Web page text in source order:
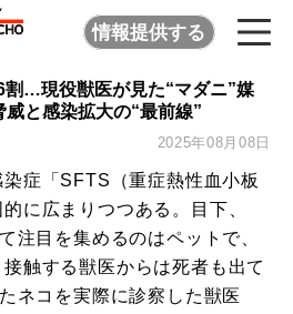
情報提供する
割…現役獣医が見た“マダニ”媒
と感染拡大の“最前線”
2025年08月08日
症「SFTS（重症熱性血小板
に広まりつつある。目下、
注目を集めるのはペットで、
触する獣医からは死者も出て
ネコを実際に診察した獣医